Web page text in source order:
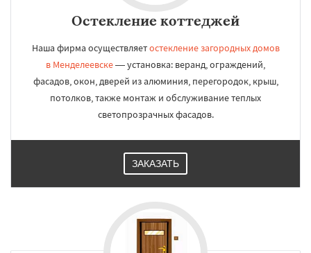
Остекление коттеджей
Наша фирма осуществляетостекление загородных домов
в Менделеевске— установка: веранд, ограждений,
фасадов, окон, дверей из алюминия, перегородок, крыш,
потолков, также монтаж и обслуживание теплых
светопрозрачных фасадов.
ЗАКАЗАТЬ